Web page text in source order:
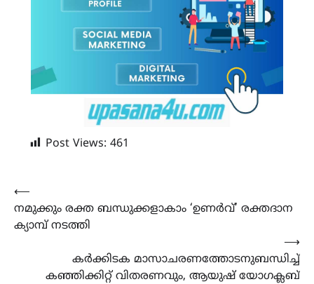
Post Views: 461
Post
navigation
⟵
നമുക്കും രക്ത ബന്ധുക്കളാകാം ‘ഉണർവ്’ രക്തദാന
ക്യാമ്പ് നടത്തി
കർക്കിടക മാസാചരണത്തോടനുബന്ധിച്ച്
കഞ്ഞിക്കിറ്റ് വിതരണവും, ആയുഷ് യോഗക്ലബ്
⟶